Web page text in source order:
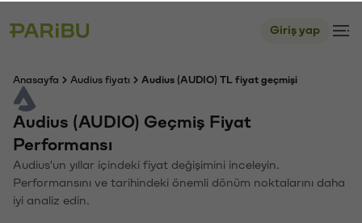
Giriş yap
Anasayfa Audius fiyatı Audius (AUDIO) TL fiyat geçmişi
Audius (AUDIO) Geçmiş Fiyat
Performansı
Audius'un yıllar içindeki fiyat değişimini inceleyin.
Performansını ve tarihindeki önemli dönüm noktalarını daha
iyi analiz edin.